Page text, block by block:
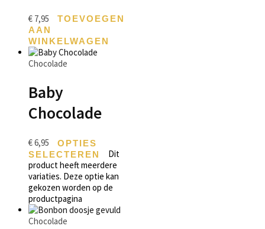
€ 7,95
TOEVOEGEN
AAN
WINKELWAGEN
Chocolade
Baby
Chocolade
€6,95
OPTIES
SELECTEREN
Dit
product heeft meerdere
variaties. Deze optie kan
gekozen worden op de
productpagina
Chocolade